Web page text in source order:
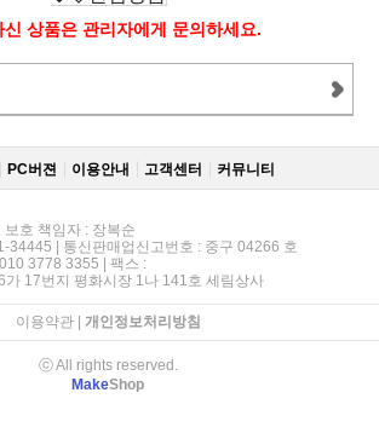
신 상품은 관리자에게 문의하세요.
PC버젼 이용안내 고객센터 커뮤니티
호 책임자 : 장복순
34445 | 통신판매업신고번호 : 중구 04266 호
3778 3355 | 팩스 :
가 17번지 평화시장 1나 141호 세림상사
이용약관| 개인정보처리방침
ⓒ All rights reserved.
MakeShop